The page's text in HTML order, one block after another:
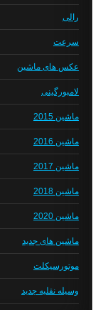
رالی
سرعت
عکس های ماشین
لامبورگینی
ماشین 2015
ماشین 2016
ماشین 2017
ماشین 2018
ماشین 2020
ماشین های جدید
موتورسیکلت
وسیله نقلیه جدید